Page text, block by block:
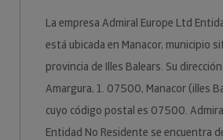
La empresa Admiral Europe Ltd
está ubicada en Manacor, municipio
provincia de Illes Balears. Su dirección
Amargura, 1. 07500, Manacor (illes
cuyo código postal es 07500.
Entidad No Residente se encuentra